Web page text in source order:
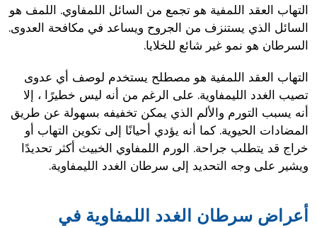
التهاب العقد اللمفية هو تجمع من السائل اللمفاوي. اللمف هو
السائل الذي يستنزف من الجروح ويساعد في مكافحة العدوى.
السرطان هو نمو غير شائع للخلايا.
التهاب العقد اللمفية هو مصطلح يستخدم لوصف أي عدوى
تصيب الغدد الليمفاوية. على الرغم من أنه ليس خطيرًا ، إلا
أنه يسبب التورم والألم الذي يمكن تخفيفه بسهولة عن طريق
المضادات الحيوية. كما أنه يؤدي أحيانًا إلى تكوين التهاب أو
خراج قد يتطلب جراحة. الورم اللمفاوي الخبيث أكثر تحديدًا
ويشير على وجه التحديد إلى سرطان الغدد الليمفاوية.
أعراض سرطان الغدد اللمفاوية في